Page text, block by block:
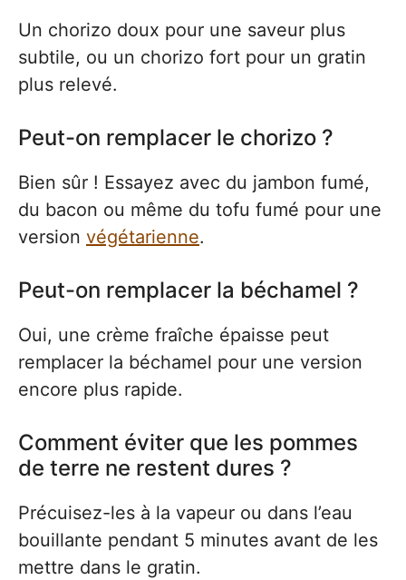
Un chorizo doux pour une saveur plus
subtile, ou un chorizo fort pour un gratin
plus relevé.
Peut-on remplacer le chorizo ?
Bien sûr ! Essayez avec du jambon fumé,
du bacon ou même du tofu fumé pour une
version végétarienne.
Peut-on remplacer la béchamel ?
Oui, une crème fraîche épaisse peut
remplacer la béchamel pour une version
encore plus rapide.
Comment éviter que les pommes
de terre ne restent dures ?
Précuisez-les à la vapeur ou dans l’eau
bouillante pendant 5 minutes avant de les
mettre dans le gratin.